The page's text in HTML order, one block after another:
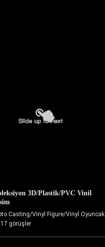
3D/Plastik/PVC Vinil
Casting/Vinyl Figure/Vinyl Oyuncak
görüşler